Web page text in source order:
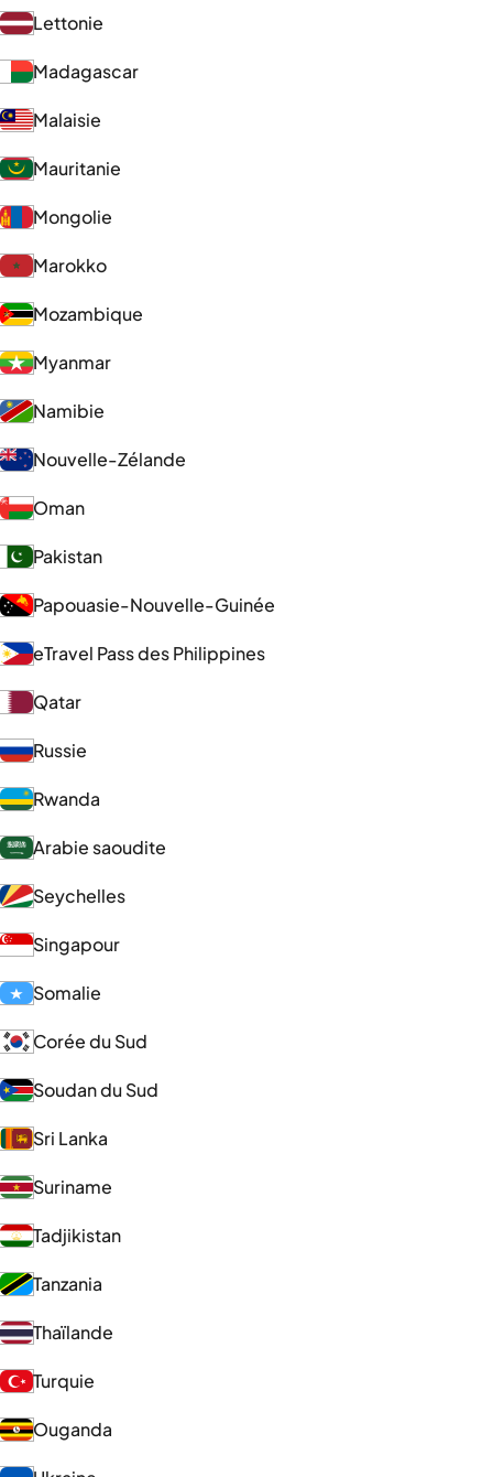
Lettonie
Madagascar
Malaisie
Mauritanie
Mongolie
Marokko
Mozambique
Myanmar
Namibie
Nouvelle-Zélande
Oman
Pakistan
Papouasie-Nouvelle-Guinée
eTravel Pass des Philippines
Qatar
Russie
Rwanda
Arabie saoudite
Seychelles
Singapour
Somalie
Corée du Sud
Soudan du Sud
Sri Lanka
Suriname
Tadjikistan
Tanzania
Thaïlande
Turquie
Ouganda